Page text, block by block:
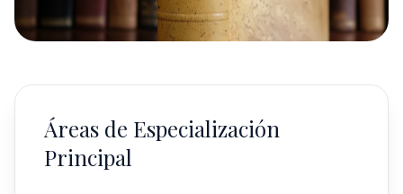
Áreas de Especialización
Principal